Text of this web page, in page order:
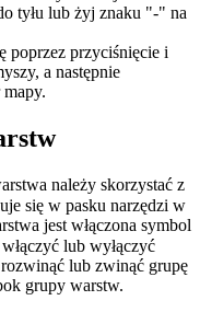
tyłu lub żyj znaku "-" na
poprzez przyciśnięcie i
a następnie
należy skorzystać z
się w pasku narzędzi w
jest włączona symbol
lub wyłączyć
lub zwinąć grupę
grupy warstw.